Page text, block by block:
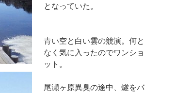
となっていた。
青い空と白い雲の競演。何と
なく気に入ったのでワンショ
ット。
尾瀬ヶ原異臭の途中、燧をバ